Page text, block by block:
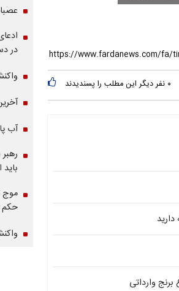
۰ نفر دیگر این مطلب را پسندیدند
وارداتی
در
آب
موج
حکم